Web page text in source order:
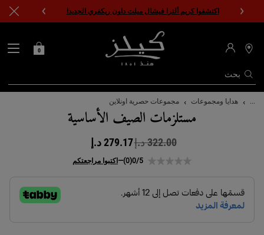
اكتشفوا كريم ألترا فيشال ميلت داون ريكفري الجديد!
بحث
محدد
المتاجر
حقيبتي
0
المحتوى الرئيسي
... هدايا ومجموعات مجموعات حصرية اونلاين
مستلزمات الصيف الأساسية
السعر القديم 322.00 د.إ السعر الجديد
279.17 د.إ
0/5
(0)
— اكتبوا مراجعتكم